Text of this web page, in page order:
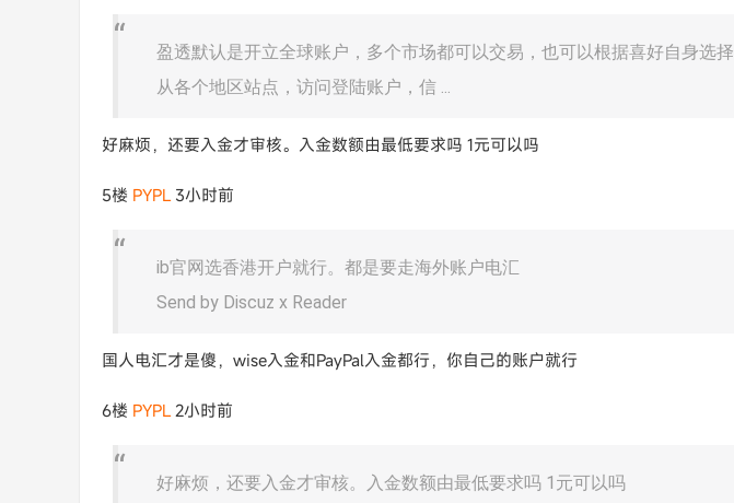
盈透默认是开立全球账户，多个市场都可以交易，也可以根据喜好自身选择
从各个地区站点，访问登陆账户，信 ...
好麻烦，还要入金才审核。入金数额由最低要求吗 1元可以吗
5楼 PYPL 3小时前
ib官网选香港开户就行。都是要走海外账户电汇
Send by Discuz x Reader
国人电汇才是傻，wise入金和PayPal入金都行，你自己的账户就行
6楼 PYPL 2小时前
好麻烦，还要入金才审核。入金数额由最低要求吗 1元可以吗